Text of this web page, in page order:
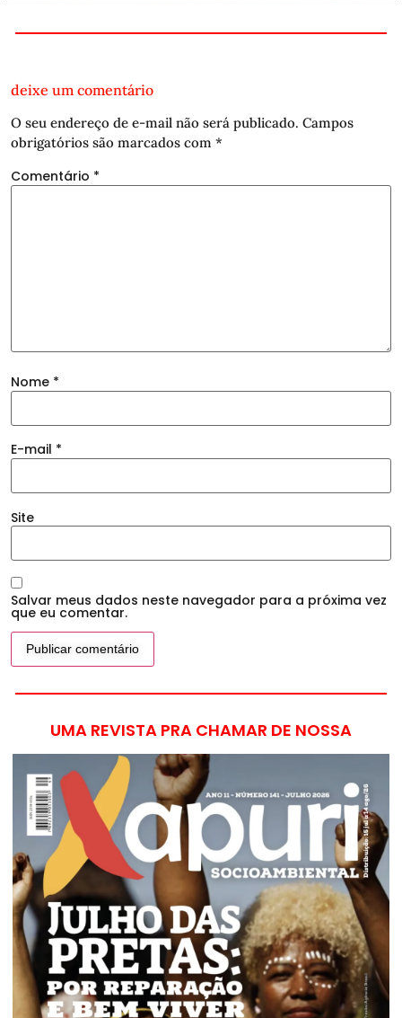
deixe um comentário
O seu endereço de e-mail não será publicado. Campos
obrigatórios são marcados com *
Comentário *
Nome *
E-mail *
Site
Salvar meus dados neste navegador para a próxima vez
que eu comentar.
UMA REVISTA PRA CHAMAR DE NOSSA